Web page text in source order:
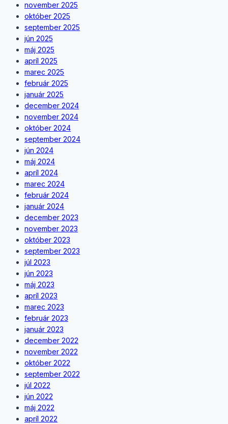
november 2025
október 2025
september 2025
jún 2025
máj 2025
apríl 2025
marec 2025
február 2025
január 2025
december 2024
november 2024
október 2024
september 2024
jún 2024
máj 2024
apríl 2024
marec 2024
február 2024
január 2024
december 2023
november 2023
október 2023
september 2023
júl 2023
jún 2023
máj 2023
apríl 2023
marec 2023
február 2023
január 2023
december 2022
november 2022
október 2022
september 2022
júl 2022
jún 2022
máj 2022
apríl 2022